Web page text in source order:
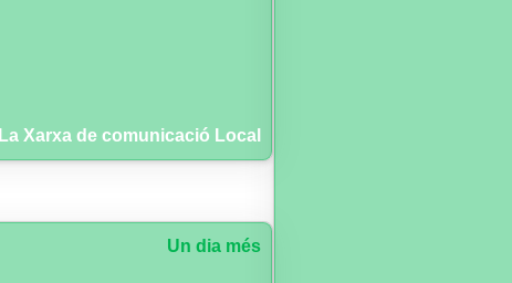
La Xarxa de comunicació Local
Un dia més